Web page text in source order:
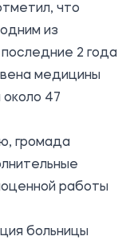
что
из
2 года
медицины
47
громада
работы
больницы